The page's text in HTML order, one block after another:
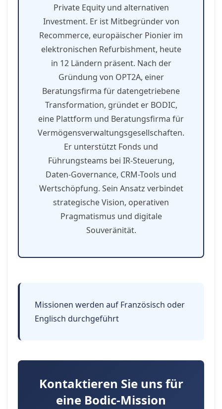
Private Equity und alternativen
Investment. Er ist Mitbegründer von
Recommerce, europäischer Pionier im
elektronischen Refurbishment, heute
in 12 Ländern präsent. Nach der
Gründung von OPT2A, einer
Beratungsfirma für datengetriebene
Transformation, gründet er BODIC,
eine Plattform und Beratungsfirma für
Vermögensverwaltungsgesellschaften.
Er unterstützt Fonds und
Führungsteams bei IR-Steuerung,
Daten-Governance, CRM-Tools und
Wertschöpfung. Sein Ansatz verbindet
strategische Vision, operativen
Pragmatismus und digitale
Souveränität.
Missionen werden auf Französisch oder
Englisch durchgeführt
Kontaktieren Sie uns für
eine Bodic-Mission